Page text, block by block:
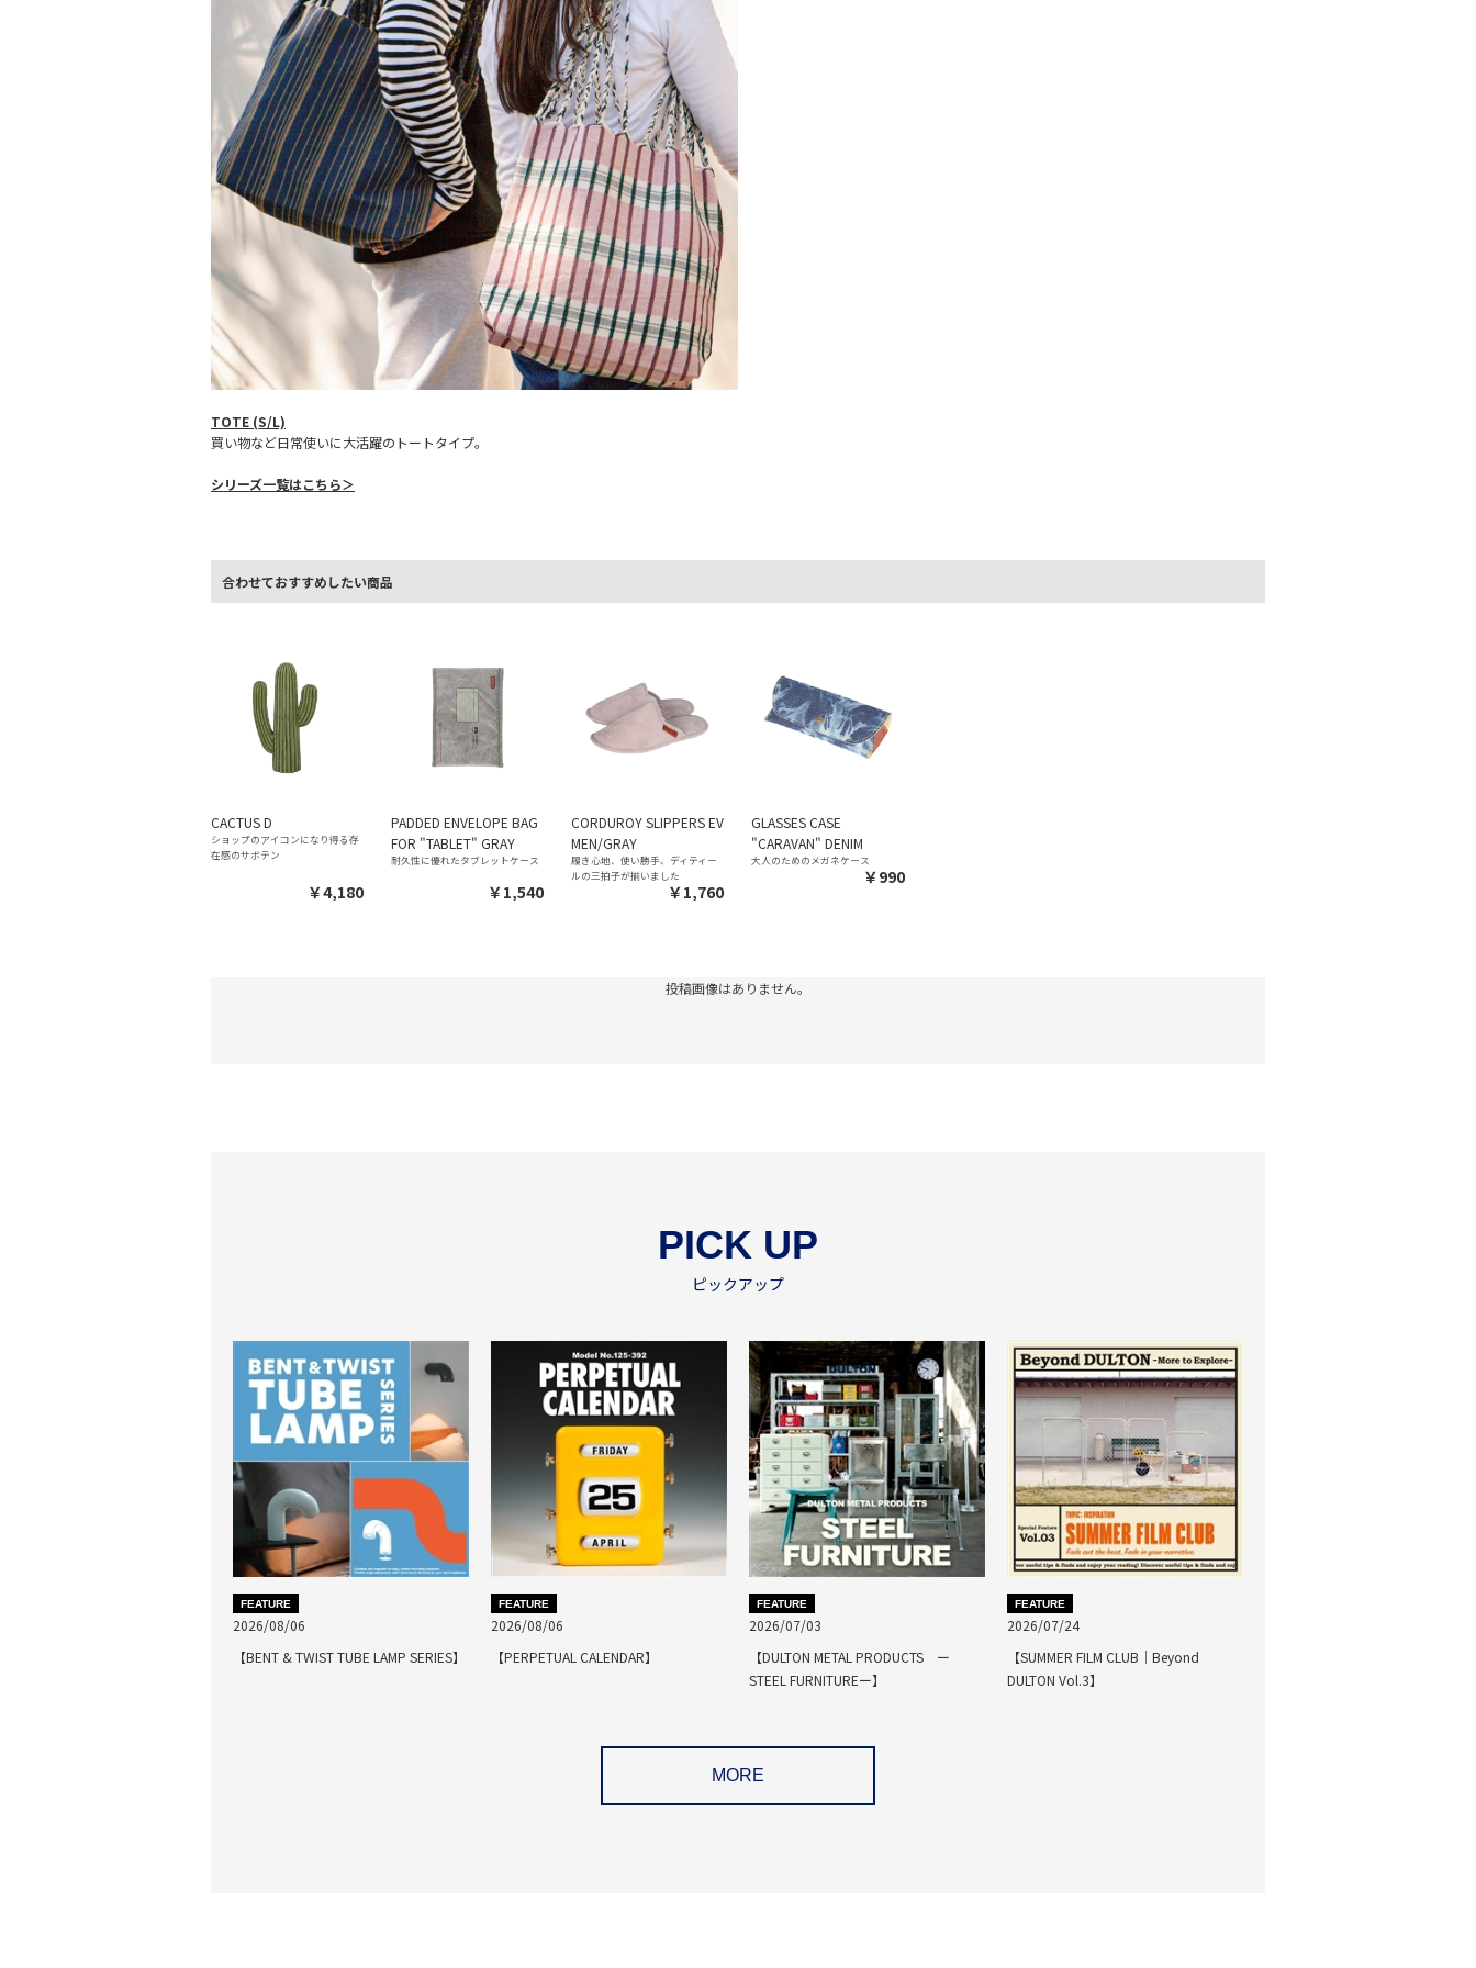
TOTE (S/L)
買い物など日常使いに大活躍のトートタイプ。
シリーズ一覧はこちら＞
合わせておすすめしたい商品
CACTUS D
ショップのアイコンになり得る存
在感のサボテン
￥4,180
PADDED ENVELOPE BAG
FOR "TABLET" GRAY
耐久性に優れたタブレットケース
￥1,540
CORDUROY SLIPPERS EV
MEN/GRAY
履き心地、使い勝手、ディティー
ルの三拍子が揃いました
￥1,760
GLASSES CASE
"CARAVAN" DENIM
大人のためのメガネケース
￥990
投稿画像はありません。
PICK UP
ピックアップ
FEATURE
2026/08/06
【BENT & TWIST TUBE LAMP SERIES】
FEATURE
2026/08/06
【PERPETUAL CALENDAR】
FEATURE
2026/07/03
【DULTON METAL PRODUCTS ー
STEEL FURNITUREー】
FEATURE
2026/07/24
【SUMMER FILM CLUB｜Beyond
DULTON Vol.3】
MORE